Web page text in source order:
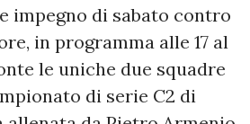
impegno di sabato contro
in programma alle 17 al
le uniche due squadre
di serie C2 di